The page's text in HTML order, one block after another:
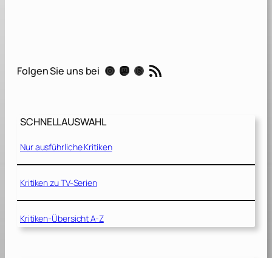
e
n
i
l
o
m
Folgen Sie uns bei Instagram Mastodon Threads RSS-Feed
SCHNELLAUSWAHL
Nur ausführliche Kritiken
Kritiken zu TV-Serien
Kritiken-Übersicht A-Z